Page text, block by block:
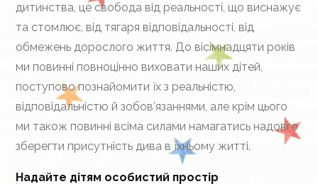
дитинства, це свобода від реальності, що виснажує
та стомлює, від тягаря відповідальності, від
обмежень дорослого життя. До вісімнадцяти років
ми повинні повноцінно виховати наших дітей,
поступово познайомити їх з реальністю,
відповідальністю й зобов’язаннями, але крім цього
ми також повинні всіма силами намагатись надовго
зберегти присутність дива в їхньому житті.
Надайте дітям особистий простір